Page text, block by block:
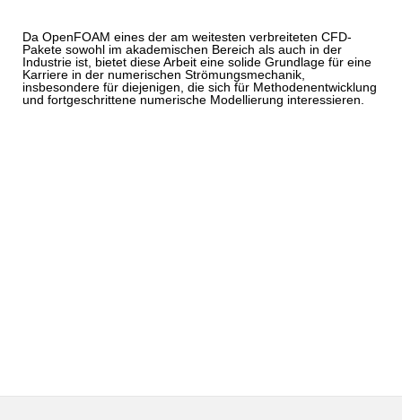
Da OpenFOAM eines der am weitesten verbreiteten CFD-
Pakete sowohl im akademischen Bereich als auch in der
Industrie ist, bietet diese Arbeit eine solide Grundlage für eine
Karriere in der numerischen Strömungsmechanik,
insbesondere für diejenigen, die sich für Methodenentwicklung
und fortgeschrittene numerische Modellierung interessieren.